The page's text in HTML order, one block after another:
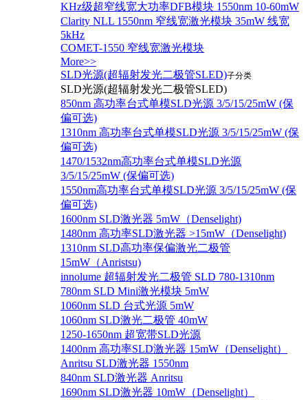
KHz级超窄线宽大功率DFB模块 1550nm 10-60mW
Clarity NLL 1550nm 窄线宽激光模块 35mW 线宽
5kHz
COMET-1550 窄线宽激光模块
More>>
SLD光源(超辐射发光二极管SLED)子分类
SLD光源(超辐射发光二极管SLED)
850nm 高功率台式单模SLD光源 3/5/15/25mW (保
偏可选)
1310nm 高功率台式单模SLD光源 3/5/15/25mW (保
偏可选)
1470/1532nm高功率台式单模SLD光源
3/5/15/25mW (保偏可选)
1550nm高功率台式单模SLD光源 3/5/15/25mW (保
偏可选)
1600nm SLD激光器 5mW（Denselight)
1480nm 高功率SLD激光器 >15mW（Denselight)
1310nm SLD高功率保偏激光二极管
15mW（Anristsu)
innolume 超辐射发光二极管 SLD 780-1310nm
780nm SLD Mini激光模块 5mW
1060nm SLD 台式光源 5mW
1060nm SLD激光二极管 40mW
1250-1650nm 超宽带SLD光源
1400nm 高功率SLD激光器 15mW（Denselight）
Anritsu SLD激光器 1550nm
840nm SLD激光器 Anritsu
1690nm SLD激光器 10mW（Denselight）